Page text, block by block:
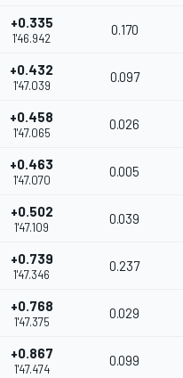
+0.335
1'46.942
0.170
+0.432
1'47.039
0.097
+0.458
1'47.065
0.026
+0.463
1'47.070
0.005
+0.502
1'47.109
0.039
+0.739
1'47.346
0.237
+0.768
1'47.375
0.029
+0.867
1'47.474
0.099